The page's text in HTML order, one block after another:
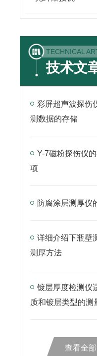
TECHNICAL
技术文
彩屏超声波探伤
测数据的存储
Y-7磁粉探伤仪
项
防腐涂层测厚仪
详细介绍下瓶壁
测厚方法
镀层厚度检测仪
质和镀层类型的测
查看全部